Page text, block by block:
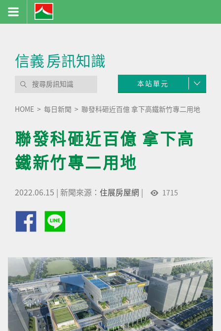
信義房訊知識
本站單元
HOME 每日新聞 聯發科砸近百億 拿下高鐵新竹專二用地
聯發科砸近百億 拿下高
鐵新竹專二用地
2022.06.15 | 新聞來源： 住展房屋網 | 1715